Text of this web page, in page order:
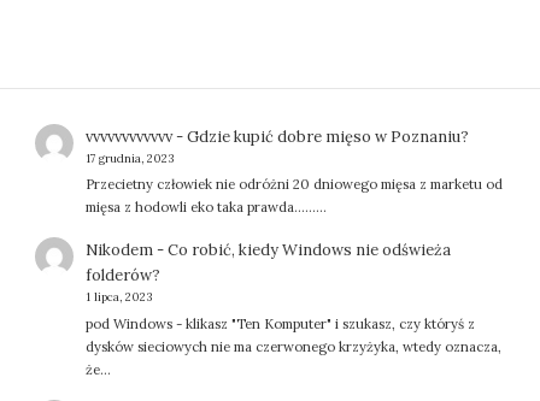
vvvvvvvvvvvv-Gdzie kupić dobre mięso w Poznaniu?
17 grudnia, 2023
Przecietny człowiek nie odróżni 20 dniowego mięsa z marketu od
mięsa z hodowli eko taka prawda.........
Nikodem-Co robić, kiedy Windows nie odświeża
folderów?
1 lipca, 2023
pod Windows - klikasz "Ten Komputer" i szukasz, czy któryś z
dysków sieciowych nie ma czerwonego krzyżyka, wtedy oznacza,
że…